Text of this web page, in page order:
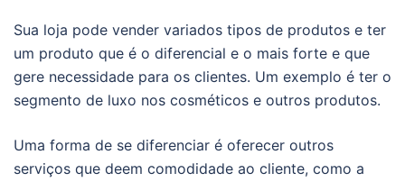
Sua loja pode vender variados tipos de produtos e ter
um produto que é o diferencial e o mais forte e que
gere necessidade para os clientes. Um exemplo é ter o
segmento de luxo nos cosméticos e outros produtos.
Uma forma de se diferenciar é oferecer outros
serviços que deem comodidade ao cliente, como a